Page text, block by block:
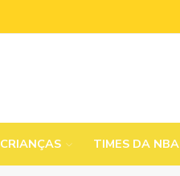
CRIANÇAS TIMES DA NBA